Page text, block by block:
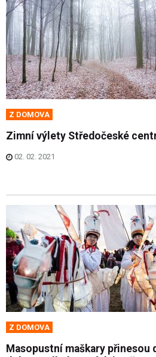
Z DOMOVA
Zimní výlety Středočeské
02. 02. 2021
Z DOMOVA
Masopustní maškary přinesou